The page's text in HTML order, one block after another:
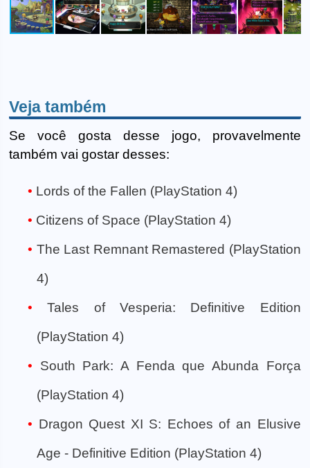
Veja também
Se você gosta desse jogo, provavelmente
também vai gostar desses:
Lords of the Fallen (PlayStation 4)
Citizens of Space (PlayStation 4)
The Last Remnant Remastered (PlayStation
4)
Tales of Vesperia: Definitive Edition
(PlayStation 4)
South Park: A Fenda que Abunda Força
(PlayStation 4)
Dragon Quest XI S: Echoes of an Elusive
Age - Definitive Edition (PlayStation 4)